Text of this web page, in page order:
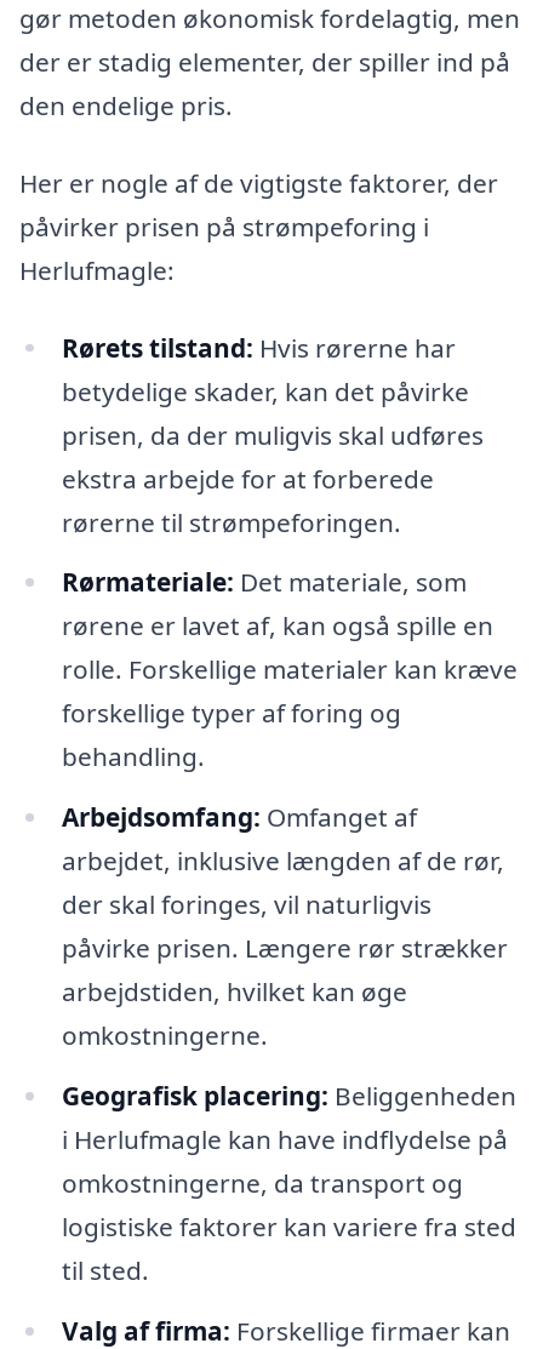
gør metoden økonomisk fordelagtig, men
der er stadig elementer, der spiller ind på
den endelige pris.
Her er nogle af de vigtigste faktorer, der
påvirker prisen på strømpeforing i
Herlufmagle:
Rørets tilstand: Hvis rørerne har
betydelige skader, kan det påvirke
prisen, da der muligvis skal udføres
ekstra arbejde for at forberede
rørerne til strømpeforingen.
Rørmateriale: Det materiale, som
rørene er lavet af, kan også spille en
rolle. Forskellige materialer kan kræve
forskellige typer af foring og
behandling.
Arbejdsomfang: Omfanget af
arbejdet, inklusive længden af de rør,
der skal foringes, vil naturligvis
påvirke prisen. Længere rør strækker
arbejdstiden, hvilket kan øge
omkostningerne.
Geografisk placering: Beliggenheden
i Herlufmagle kan have indflydelse på
omkostningerne, da transport og
logistiske faktorer kan variere fra sted
til sted.
Valg af firma: Forskellige firmaer kan